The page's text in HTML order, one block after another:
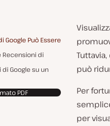
Google Può Essere
Recensioni di
Google su un
PDF
può
Per
per